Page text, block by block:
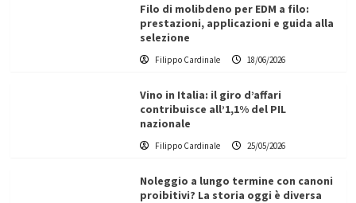
Filo di molibdeno per EDM a filo:
prestazioni, applicazioni e guida alla
selezione
Filippo Cardinale 18/06/2026
Vino in Italia: il giro d’affari
contribuisce all’1,1% del PIL
nazionale
Filippo Cardinale 25/05/2026
Noleggio a lungo termine con canoni
proibitivi? La storia oggi è diversa